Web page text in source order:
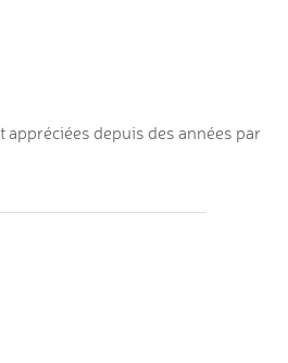
depuis des années par